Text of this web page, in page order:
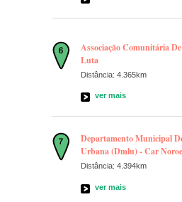
Associação Comunitária
Luta
Distância: 4.365km
ver mais
Departamento Municipal
Urbana (Dmlu) - Car
Distância: 4.394km
ver mais